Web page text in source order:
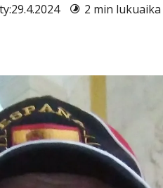
2 min lukuaika